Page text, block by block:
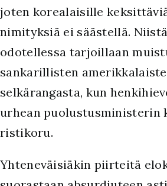
joten korealaisille
nimityksiä ei säästellä.
odotellessa tarjoillaan
sankarillisten
selkärangasta, kun
urhean puolustusministerin
ristikoru.
Yhteneväisiäkin piirteitä